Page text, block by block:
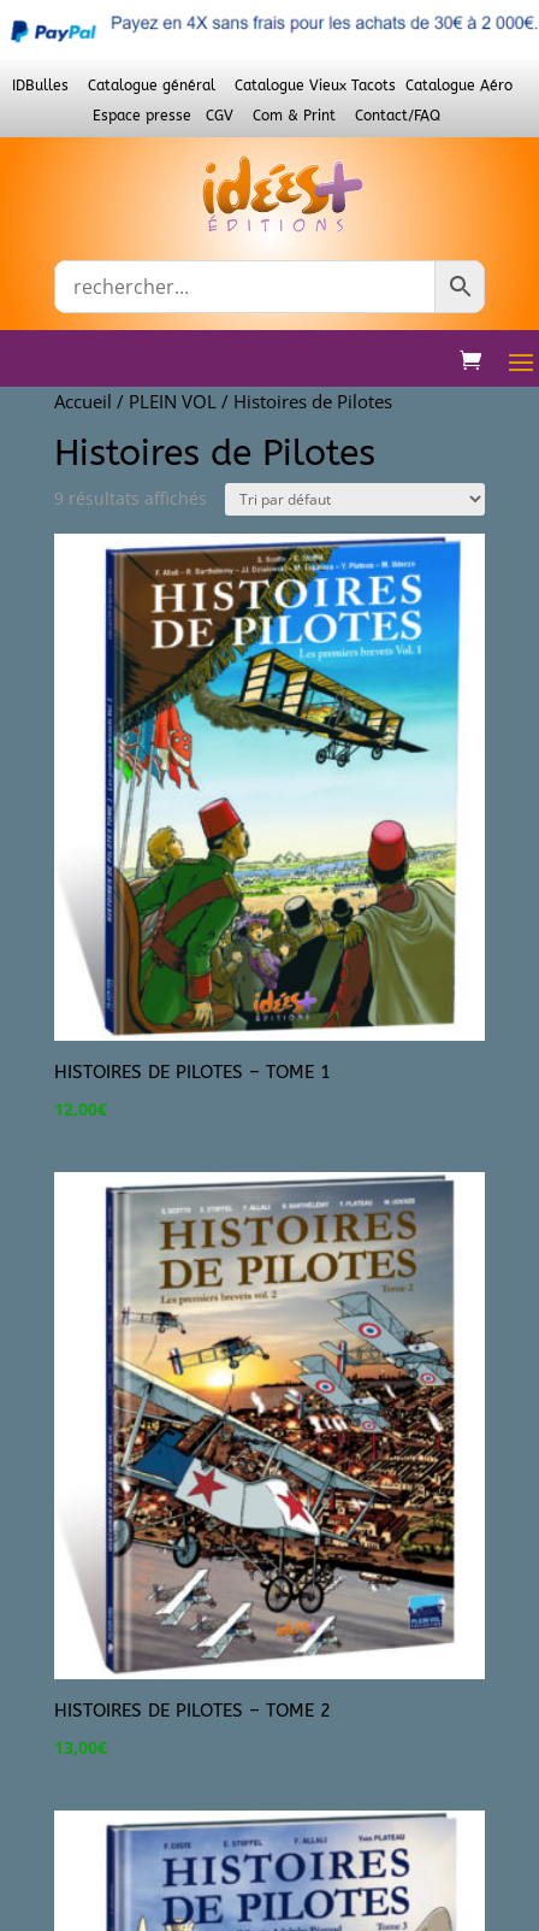
IDBulles Catalogue général Catalogue Vieux Tacots
Catalogue Aéro
Espace presseCGV Com & Print Contact/FAQ
Accueil / PLEIN VOL/ Histoires de Pilotes
Histoires de Pilotes
9 résultats affichés
HISTOIRES DE PILOTES – TOME 1
12,00€
HISTOIRES DE PILOTES – TOME 2
13,00€